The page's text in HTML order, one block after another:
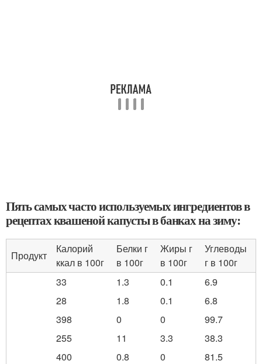
Пять самых часто используемых ингредиентов в
рецептах квашеной капусты в банках на зиму:
Продукт
Калорий
ккал в 100г
Белки г
в 100г
Жиры г
в 100г
Углеводы
г в 100г
33
1.3 0.1
6.9
28
1.8 0.1
6.8
398
0 0
99.7
255
11 3.3
38.3
400
0.8 0 81.5